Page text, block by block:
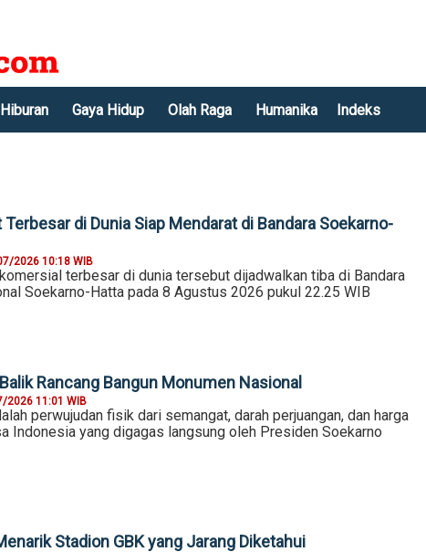
Hiburan Gaya Hidup Olah Raga Humanika Indeks
di Dunia Siap Mendarat di Bandara Soekarno-
2026 10:18 WIB
terbesar di dunia tersebut dijadwalkan tiba di Bandara
Soekarno-Hatta pada 8 Agustus 2026 pukul 22.25 WIB
Rancang Bangun Monumen Nasional
2026 11:01 WIB
perwujudan fisik dari semangat, darah perjuangan, dan harga
Indonesia yang digagas langsung oleh Presiden Soekarno
Stadion GBK yang Jarang Diketahui